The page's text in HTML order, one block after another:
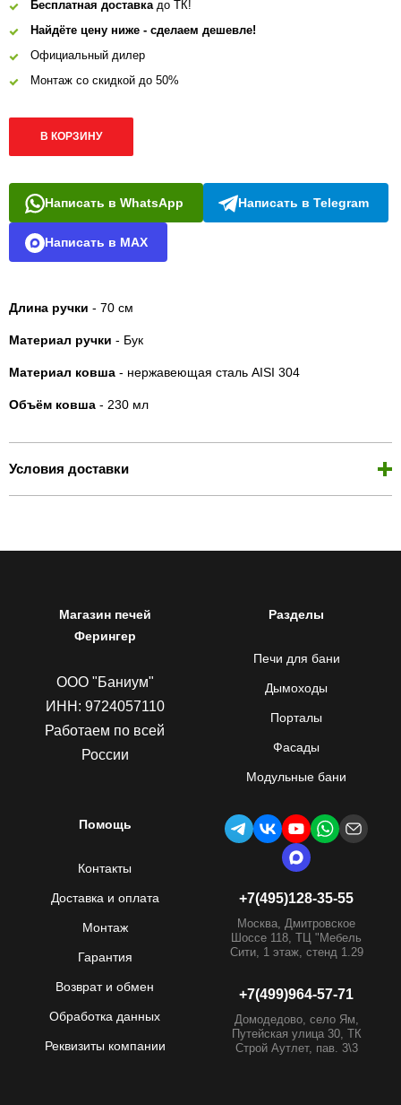
Бесплатная доставкадо ТК!
Найдёте цену ниже - сделаем дешевле!
Официальный дилер
Монтаж со скидкой до 50%
В КОРЗИНУ
Написать в WhatsApp Написать в Telegram
Написать в MAX
Длина ручки - 70 см
Материал ручки - Бук
Материал ковша - нержавеющая сталь AISI 304
Объём ковша - 230 мл
Условия доставки
Магазин печей
Ферингер
ООО "Баниум"
ИНН: 9724057110
Работаем по всей
России
Разделы
Печи для бани
Дымоходы
Порталы
Фасады
Модульные бани
Помощь
Контакты
Доставка и оплата
Монтаж
Гарантия
Возврат и обмен
Обработка данных
Реквизиты компании
+7(495)128-35-55
Москва, Дмитровское
Шоссе 118, ТЦ "Мебель
Сити, 1 этаж, стенд 1.29
+7(499)964-57-71
Домодедово, село Ям,
Путейская улица 30, ТК
Строй Аутлет, пав. 3\3